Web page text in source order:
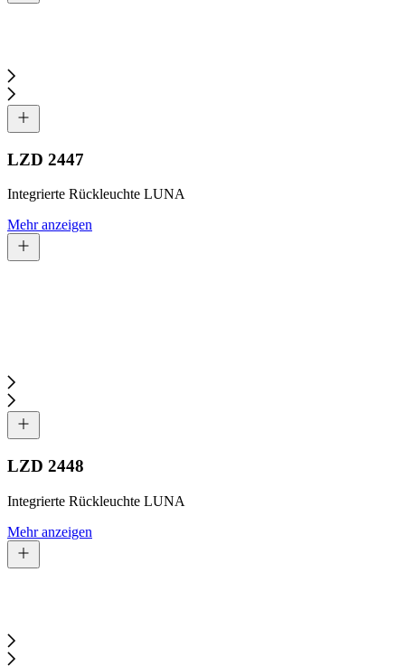
LZD 2447
Integrierte Rückleuchte LUNA
Mehr anzeigen
LZD 2448
Integrierte Rückleuchte LUNA
Mehr anzeigen